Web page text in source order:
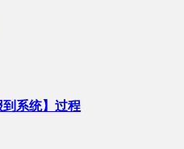
系统】过程